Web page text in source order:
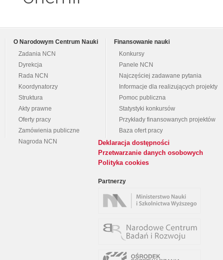
O Narodowym Centrum Nauki
Zadania NCN
Dyrekcja
Rada NCN
Koordynatorzy
Struktura
Akty prawne
Oferty pracy
Zamówienia publiczne
Nagroda NCN
Finansowanie nauki
Konkursy
Panele NCN
Najczęściej zadawane pytania
Informacje dla realizujących projekty
Pomoc publiczna
Statystyki konkursów
Przykłady finansowanych projektów
Baza ofert pracy
Deklaracja dostępności
Przetwarzanie danych osobowych
Polityka cookies
Partnerzy